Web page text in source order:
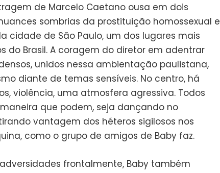
de Marcelo Caetano ousa em dois
sombrias da prostituição homossexual e
cidade de São Paulo, um dos lugares mais
do Brasil. A coragem do diretor em adentrar
unidos nessa ambientação paulistana,
diante de temas sensíveis. No centro, há
violência, uma atmosfera agressiva. Todos
que podem, seja dançando no
vantagem dos héteros sigilosos nos
como o grupo de amigos de Baby faz.
frontalmente, Baby também